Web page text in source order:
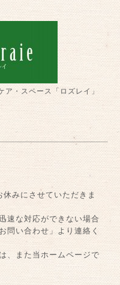
ア・スペース「ロズレイ」
みにさせていただきま
速な対応ができない場合
問い合わせ」より連絡く
、また当ホームページで